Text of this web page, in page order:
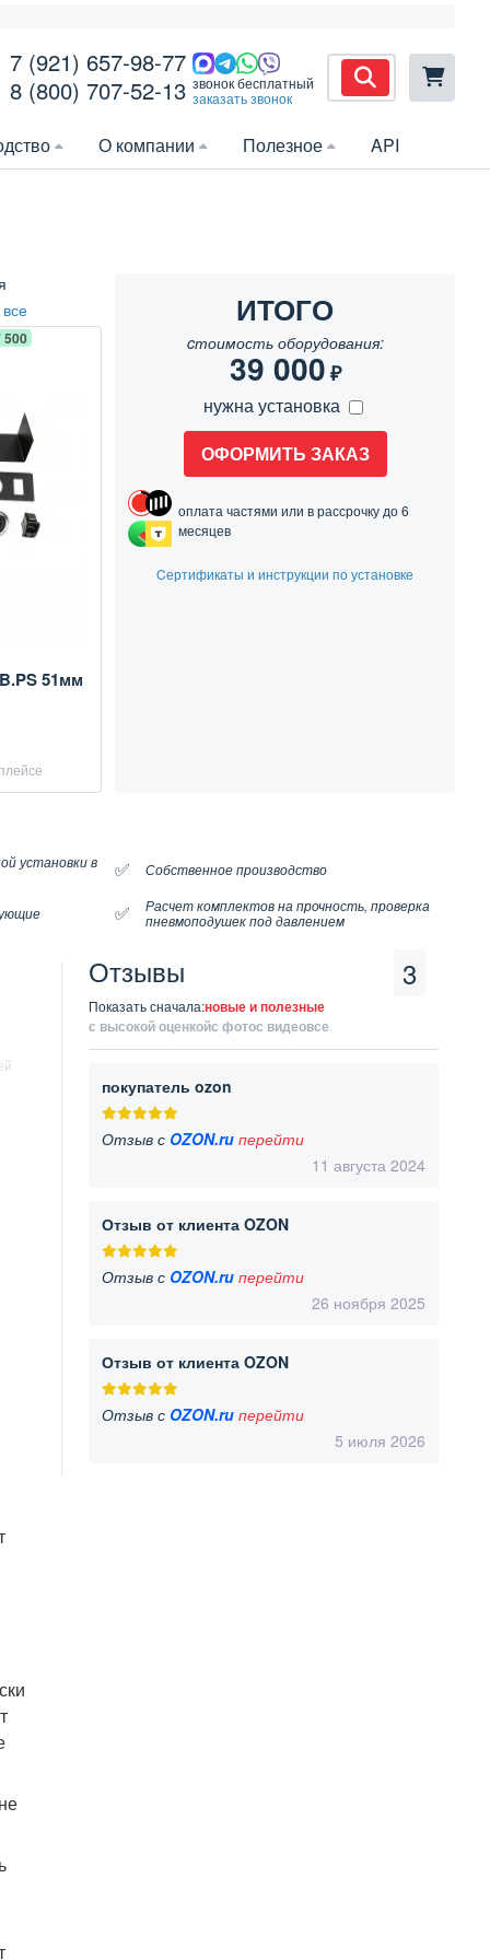
7 (921) 657-98-77
8 (800) 707-52-13 звонок бесплатный
заказать звонок
О компании Полезное API
500
51мм
ИТОГО
cтоимость оборудования:
39 000₽
нужна установка
ОФОРМИТЬ ЗАКАЗ
оплата частями или в рассрочку до 6
месяцев
Cертификаты и инструкции по установке
установки в
✅ Собственное производство
✅
Расчет комплектов на прочность, проверка
пневмоподушек под давлением
Отзывы 3
Показать сначала:новые и полезные
с высокой оценкойс фотос видеовсе
покупатель ozon
Отзыв с OZON.ru перейти
11 августа 2024
Отзыв от клиента OZON
Отзыв с OZON.ru перейти
26 ноября 2025
Отзыв от клиента OZON
Отзыв с OZON.ru перейти
5 июля 2026